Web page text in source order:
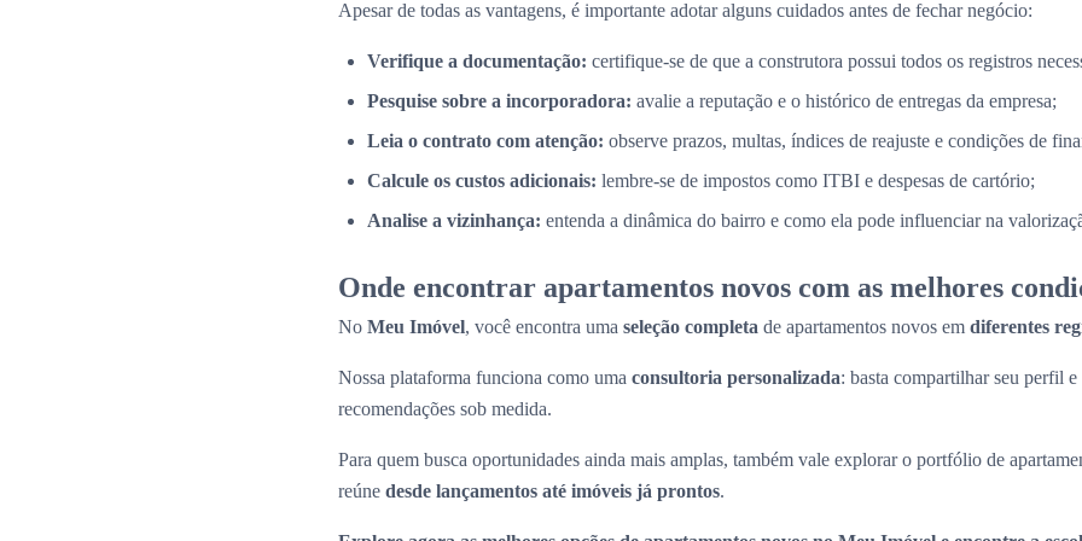
Apesar de todas as vantagens, é importante adotar alguns cuidados antes de fechar negócio:
Verifique a documentação: certifique-se de que a construtora possui todos os registros
Pesquise sobre a incorporadora: avalie a reputação e o histórico de entregas da empresa;
Leia o contrato com atenção: observe prazos, multas, índices de reajuste e condições de
Calcule os custos adicionais: lembre-se de impostos como ITBI e despesas de cartório;
Analise a vizinhança: entenda a dinâmica do bairro e como ela pode influenciar na
Onde encontrar apartamentos novos com as melhores
No Meu Imóvel, você encontra uma seleção completa de apartamentos novos em diferentes
Nossa plataforma funciona como uma consultoria personalizada: basta compartilhar seu perfil
recomendações sob medida.
Para quem busca oportunidades ainda mais amplas, também vale explorar o portfólio de
reúne desde lançamentos até imóveis já prontos.